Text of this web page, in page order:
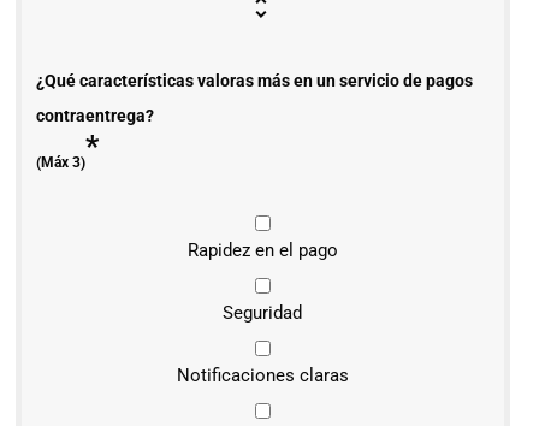
¿Qué características valoras más en un servicio de pagos
contraentrega?
(Máx 3)*
Rapidez en el pago
Seguridad
Notificaciones claras